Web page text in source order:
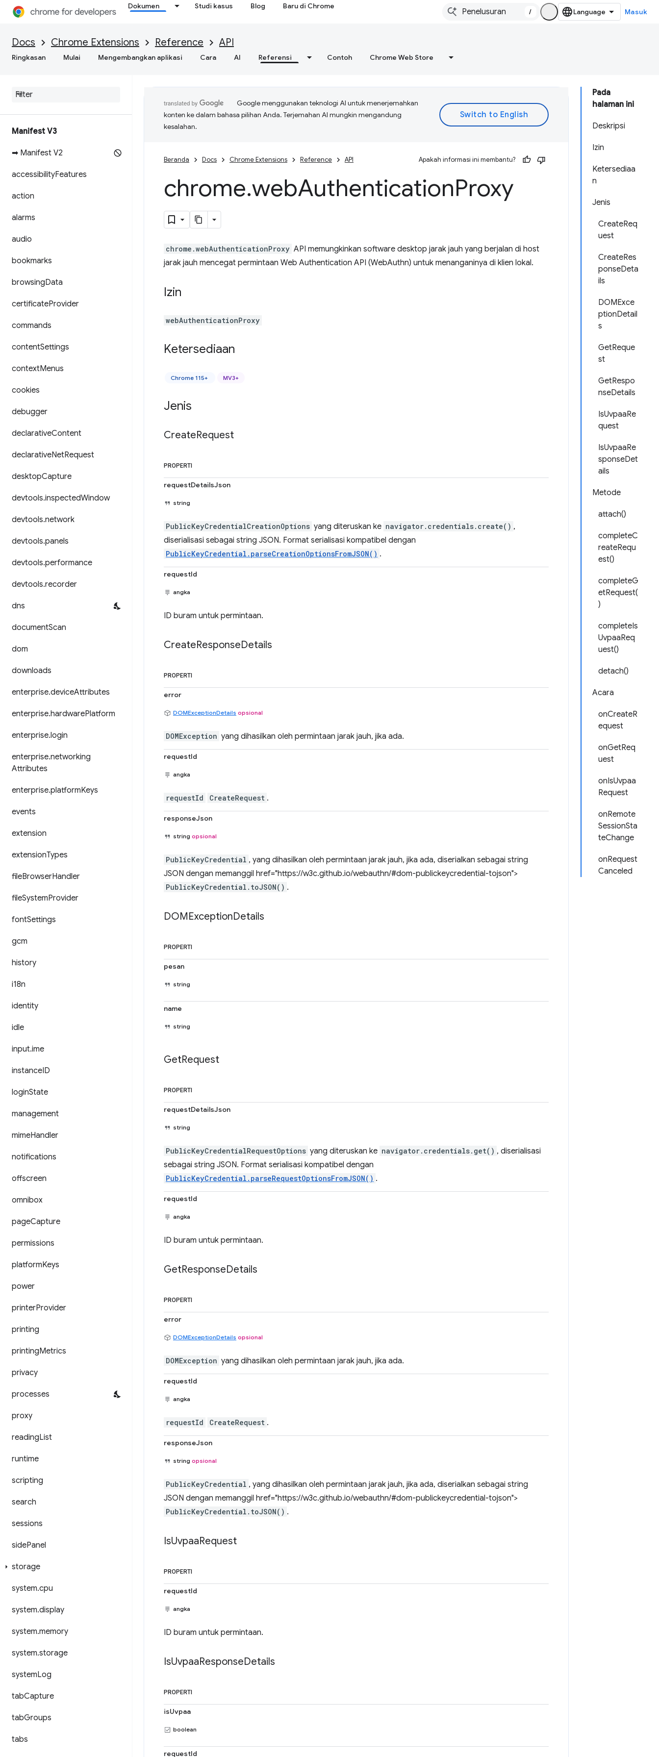
Dokumen Studi kasus Blog Baru di Chrome
/ Masuk
Docs Chrome Extensions Reference API
Ringkasan Mulai Mengembangkan aplikasi Cara AI Referensi Contoh Chrome Web Store
Manifest V3
➡ Manifest V2
accessibilityFeatures
action
alarms
audio
bookmarks
browsingData
certificateProvider
commands
contentSettings
contextMenus
cookies
debugger
declarativeContent
declarativeNetRequest
desktopCapture
devtools.inspectedWindow
devtools.network
devtools.panels
devtools.performance
devtools.recorder
dns
documentScan
dom
downloads
enterprise.deviceAttributes
enterprise.hardwarePlatform
enterprise.login
enterprise.networking
Attributes
enterprise.platformKeys
events
extension
extensionTypes
fileBrowserHandler
fileSystemProvider
fontSettings
gcm
history
i18n
identity
idle
input.ime
instanceID
loginState
management
mimeHandler
notifications
offscreen
omnibox
pageCapture
permissions
platformKeys
power
printerProvider
printing
printingMetrics
privacy
processes
proxy
readingList
runtime
scripting
search
sessions
sidePanel
storage
system.cpu
system.display
system.memory
system.storage
systemLog
tabCapture
tabGroups
tabs
Pada
halaman ini
Deskripsi
Izin
Ketersediaa
n
Jenis
CreateReq
uest
CreateRes
ponseDeta
ils
DOMExce
ptionDetail
s
GetReque
st
GetRespo
nseDetails
IsUvpaaRe
quest
IsUvpaaRe
sponseDet
ails
Metode
attach()
completeC
reateRequ
est()
completeG
etRequest(
)
completeIs
UvpaaReq
uest()
detach()
Acara
onCreateR
equest
onGetReq
uest
onIsUvpaa
Request
onRemote
SessionSta
teChange
onRequest
Canceled
Google menggunakan teknologi AI untuk menerjemahkan
konten ke dalam bahasa pilihan Anda. Terjemahan AI mungkin mengandung
kesalahan.
Beranda Docs Chrome Extensions Reference API Apakah informasi ini membantu?
chrome.webAuthenticationProxy
chrome.webAuthenticationProxy API memungkinkan software desktop jarak jauh yang berjalan di host
jarak jauh mencegat permintaan Web Authentication API (WebAuthn) untuk menanganinya di klien lokal.
Izin
webAuthenticationProxy
Ketersediaan
Chrome 115+ MV3+
Jenis
CreateRequest
PROPERTI
requestDetailsJson
string
PublicKeyCredentialCreationOptions yang diteruskan ke navigator.credentials.create() ,
diserialisasi sebagai string JSON. Format serialisasi kompatibel dengan
PublicKeyCredential.parseCreationOptionsFromJSON() .
requestId
angka
ID buram untuk permintaan.
CreateResponseDetails
PROPERTI
error
DOMExceptionDetails opsional
DOMException yang dihasilkan oleh permintaan jarak jauh, jika ada.
requestId
angka
requestId CreateRequest .
responseJson
string opsional
PublicKeyCredential , yang dihasilkan oleh permintaan jarak jauh, jika ada, diserialkan sebagai string
JSON dengan memanggil href="https://w3c.github.io/webauthn/#dom-publickeycredential-tojson">
PublicKeyCredential.toJSON() .
DOMExceptionDetails
PROPERTI
pesan
string
name
string
GetRequest
PROPERTI
requestDetailsJson
string
PublicKeyCredentialRequestOptions yang diteruskan ke navigator.credentials.get() , diserialisasi
sebagai string JSON. Format serialisasi kompatibel dengan
PublicKeyCredential.parseRequestOptionsFromJSON() .
requestId
angka
ID buram untuk permintaan.
GetResponseDetails
PROPERTI
error
DOMExceptionDetails opsional
DOMException yang dihasilkan oleh permintaan jarak jauh, jika ada.
requestId
angka
requestId CreateRequest .
responseJson
string opsional
PublicKeyCredential , yang dihasilkan oleh permintaan jarak jauh, jika ada, diserialkan sebagai string
JSON dengan memanggil href="https://w3c.github.io/webauthn/#dom-publickeycredential-tojson">
PublicKeyCredential.toJSON() .
IsUvpaaRequest
PROPERTI
requestId
angka
ID buram untuk permintaan.
IsUvpaaResponseDetails
PROPERTI
isUvpaa
boolean
requestId